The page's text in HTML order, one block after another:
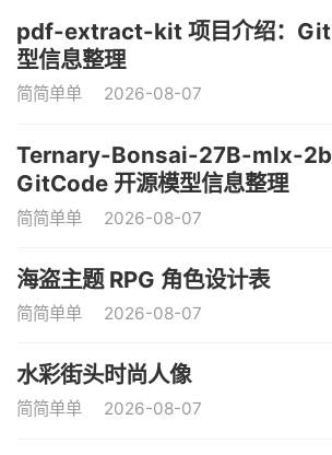
pdf-extract-kit 项目介绍：
型信息整理
简简单单 2026-08-07
Ternary-Bonsai-27B-mlx-2bit
GitCode 开源模型信息整理
简简单单 2026-08-07
海盗主题 RPG 角色设计表
简简单单 2026-08-07
水彩街头时尚人像
简简单单 2026-08-07